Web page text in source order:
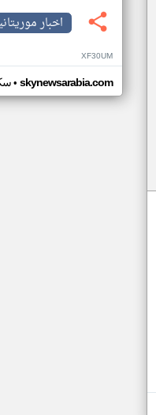
اخبار
XF30UM
• skynewsarabia.com